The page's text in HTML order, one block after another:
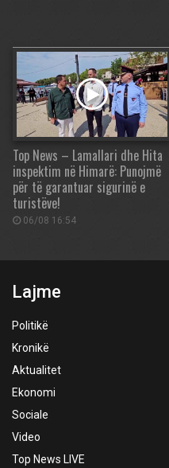
Top News – Lamallari dhe Hita
inspektim në Himarë: Punojmë
për të garantuar sigurinë e
turistëve!
06/08 16:54
Lajme
Politikë
Kronikë
Aktualitet
Ekonomi
Sociale
Video
Top News LIVE